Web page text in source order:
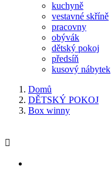
kuchyně
vestavné skříně
pracovny
obývák
dětský pokoj
předsíň
kusový nábytek
Domů
DĚTSKÝ POKOJ
Box winny
